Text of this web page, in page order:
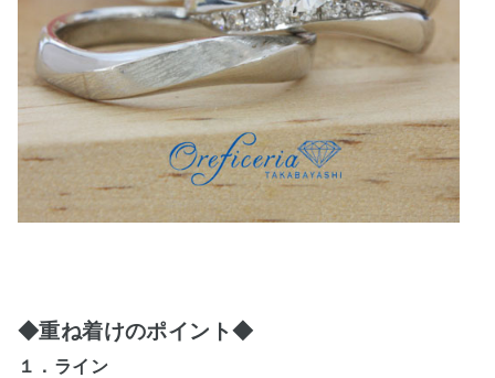
◆重ね着けのポイント◆
１．ライン